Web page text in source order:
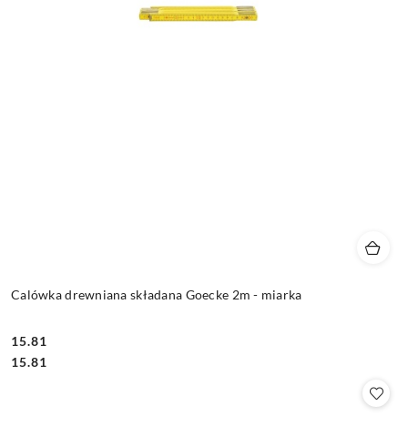
Calówka drewniana składana Goecke 2m - miarka
Cena:
15.81
Cena:
15.81